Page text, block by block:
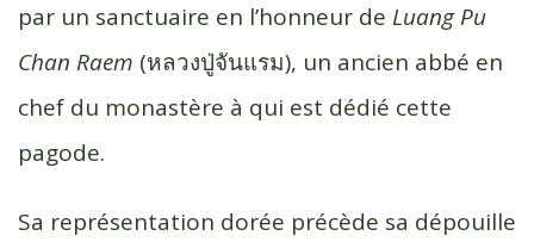
par un sanctuaire en l’honneur de Luang Pu
Chan Raem (หลวง​ปู่​จัน​แรม), un ancien abbé en
chef du monastère à qui est dédié cette
pagode.
Sa représentation dorée précède sa dépouille